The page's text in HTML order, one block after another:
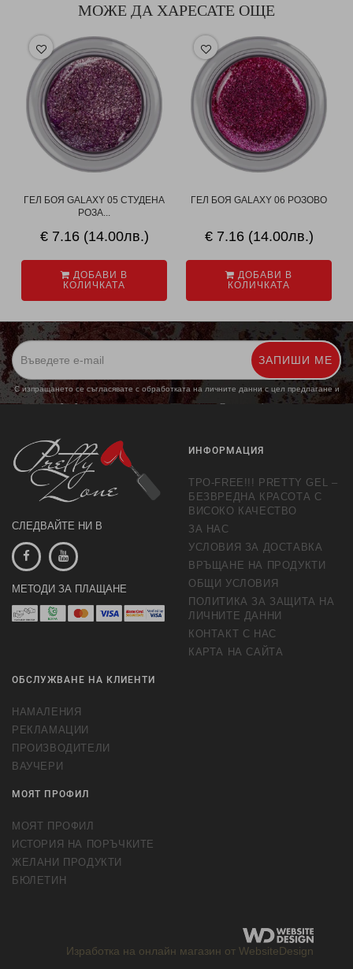
МОЖЕ ДА ХАРЕСАТЕ ОЩЕ
ГЕЛ БОЯ GALAXY 05 СТУДЕНА
РОЗА...
€ 7.16 (14.00лв.)
ДОБАВИ В
КОЛИЧКАТА
ГЕЛ БОЯ GALAXY 06 РОЗОВО
€ 7.16 (14.00лв.)
ДОБАВИ В
КОЛИЧКАТА
ЗАПИШИ МЕ
С изпращането се съгласявате с обработката на личните данни с цел предлагане и
обработка на маркетингови предложения. Повече информация
СЛЕДВАЙТЕ НИ В
МЕТОДИ ЗА ПЛАЩАНЕ
ИНФОРМАЦИЯ
TPO-FREE!!! PRETTY GEL –
БЕЗВРЕДНА КРАСОТА С
ВИСОКО КАЧЕСТВО
ЗА НАС
УСЛОВИЯ ЗА ДОСТАВКА
ВРЪЩАНЕ НА ПРОДУКТИ
ОБЩИ УСЛОВИЯ
ПОЛИТИКА ЗА ЗАЩИТА НА
ЛИЧНИТЕ ДАННИ
КОНТАКТ С НАС
КАРТА НА САЙТА
ОБСЛУЖВАНЕ НА КЛИЕНТИ
НАМАЛЕНИЯ
РЕКЛАМАЦИИ
ПРОИЗВОДИТЕЛИ
ВАУЧЕРИ
МОЯТ ПРОФИЛ
МОЯТ ПРОФИЛ
ИСТОРИЯ НА ПОРЪЧКИТЕ
ЖЕЛАНИ ПРОДУКТИ
БЮЛЕТИН
Изработка на онлайн магазин от WebsiteDesign